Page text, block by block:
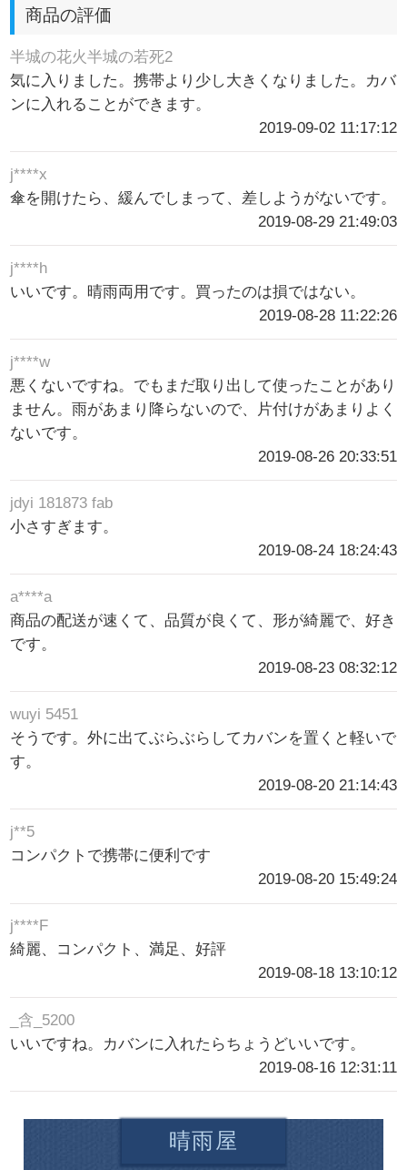
商品の評価
半城の花火半城の若死2
気に入りました。携帯より少し大きくなりました。カバ
ンに入れることができます。
2019-09-02 11:17:12
j****x
傘を開けたら、緩んでしまって、差しようがないです。
2019-08-29 21:49:03
j****h
いいです。晴雨両用です。買ったのは損ではない。
2019-08-28 11:22:26
j****w
悪くないですね。でもまだ取り出して使ったことがあり
ません。雨があまり降らないので、片付けがあまりよく
ないです。
2019-08-26 20:33:51
jdyi 181873 fab
小さすぎます。
2019-08-24 18:24:43
a****a
商品の配送が速くて、品質が良くて、形が綺麗で、好き
です。
2019-08-23 08:32:12
wuyi 5451
そうです。外に出てぶらぶらしてカバンを置くと軽いで
す。
2019-08-20 21:14:43
j**5
コンパクトで携帯に便利です
2019-08-20 15:49:24
j****F
綺麗、コンパクト、満足、好評
2019-08-18 13:10:12
_含_5200
いいですね。カバンに入れたらちょうどいいです。
2019-08-16 12:31:11
晴雨屋